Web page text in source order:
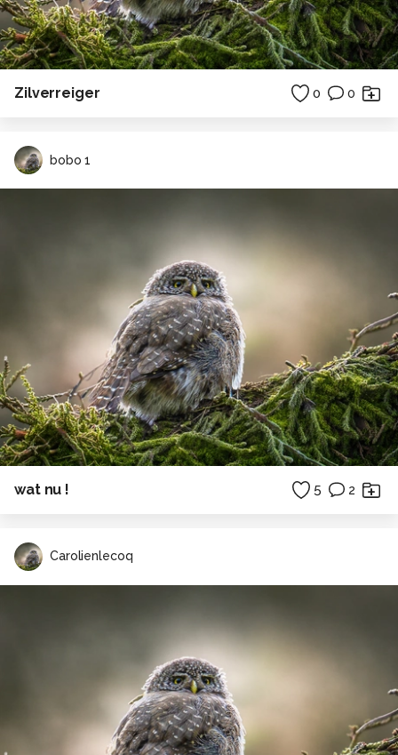
Zilverreiger 0 0
bobo 1
wat nu ! 5 2
Carolienlecoq